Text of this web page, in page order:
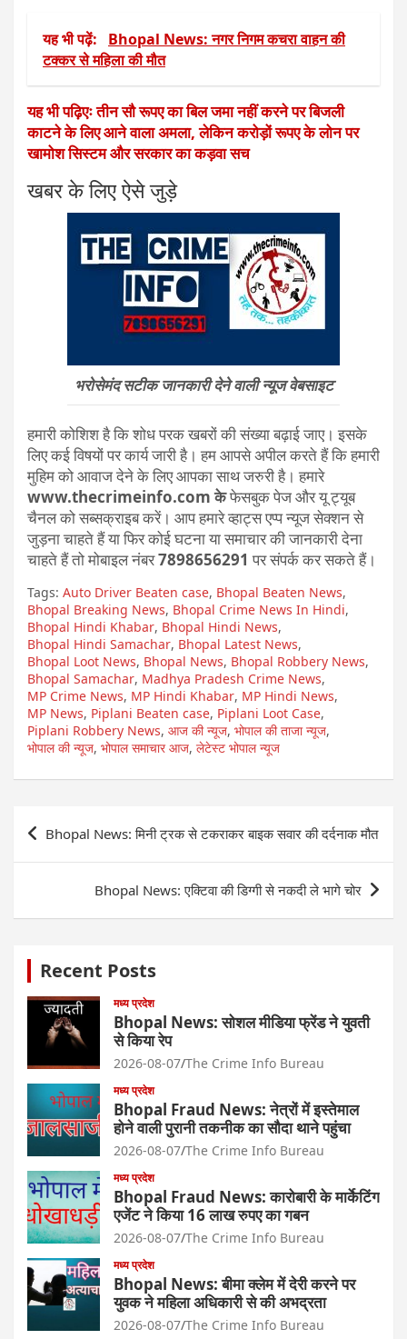
यह भी पढ़ें:
Bhopal News: नगर निगम कचरा वाहन की
टक्कर से महिला की मौत
यह भी पढ़िएः तीन सौ रूपए का बिल जमा नहीं करने पर बिजली
काटने के लिए आने वाला अमला, लेकिन करोड़ों रूपए के लोन पर
खामोश सिस्टम और सरकार का कड़वा सच
खबर के लिए ऐसे जुड़े
भरोसेमंद सटीक जानकारी देने वाली न्यूज वेबसाइट
हमारी कोशिश है कि शोध परक खबरों की संख्या बढ़ाई जाए। इसके
लिए कई विषयों पर कार्य जारी है। हम आपसे अपील करते हैं कि हमारी
मुहिम को आवाज देने के लिए आपका साथ जरुरी है। हमारे
www.thecrimeinfo.com केफेसबुक पेज और यू ट्यूब
चैनल को सब्सक्राइब करें। आप हमारे व्हाट्स एप्प न्यूज सेक्शन से
जुड़ना चाहते हैं या फिर कोई घटना या समाचार की जानकारी देना
चाहते हैं तो मोबाइल नंबर7898656291 पर संपर्क कर सकते हैं।
Tags: Auto Driver Beaten case, Bhopal Beaten News,
Bhopal Breaking News, Bhopal Crime News In Hindi,
Bhopal Hindi Khabar, Bhopal Hindi News,
Bhopal Hindi Samachar, Bhopal Latest News,
Bhopal Loot News, Bhopal News, Bhopal Robbery News,
Bhopal Samachar, Madhya Pradesh Crime News,
MP Crime News, MP Hindi Khabar, MP Hindi News,
MP News, Piplani Beaten case, Piplani Loot Case,
Piplani Robbery News, आज की न्यूज, भोपाल की ताजा न्यूज,
भोपाल की न्यूज, भोपाल समाचार आज, लेटेस्ट भोपाल न्यूज
Post
navigation
Bhopal News: मिनी ट्रक से टकराकर बाइक सवार की दर्दनाक मौत
Bhopal News: एक्टिवा की डिग्गी से नकदी ले भागे चोर
Recent Posts
मध्य प्रदेश
Bhopal News: सोशल मीडिया फ्रेंड ने युवती
से किया रेप
2026-08-07 The Crime Info Bureau
मध्य प्रदेश
Bhopal Fraud News: नेत्रों में इस्तेमाल
होने वाली पुरानी तकनीक का सौदा थाने पहुंचा
2026-08-07 The Crime Info Bureau
मध्य प्रदेश
Bhopal Fraud News: कारोबारी के मार्केटिंग
एजेंट ने किया 16 लाख रुपए का गबन
2026-08-07 The Crime Info Bureau
मध्य प्रदेश
Bhopal News: बीमा क्लेम में देरी करने पर
युवक ने महिला अधिकारी से की अभद्रता
2026-08-07 The Crime Info Bureau